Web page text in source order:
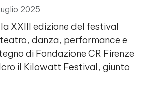
2025
la XXIII edizione del festival
danza, performance e
di Fondazione CR Firenze
il Kilowatt Festival, giunto